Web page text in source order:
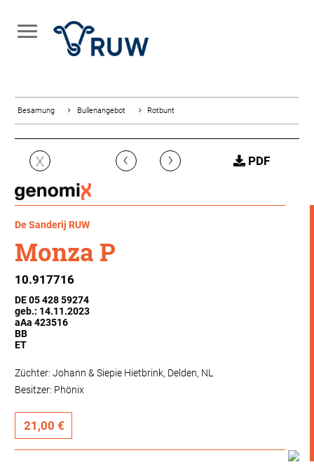
Besamung Bullenangebot Rotbunt
X ‹ › PDF
De Sanderij RUW
Monza P
10.917716
DE 05 428 59274
geb.: 14.11.2023
aAa 423516
BB
ET
Züchter: Johann & Siepie Hietbrink, Delden, NL
Besitzer: Phönix
21,00 €